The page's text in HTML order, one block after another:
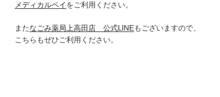
メディカルペイ をご利用ください。
またなごみ薬局上高田店 公式LINE もございますので、
こちらもぜひご利用ください。